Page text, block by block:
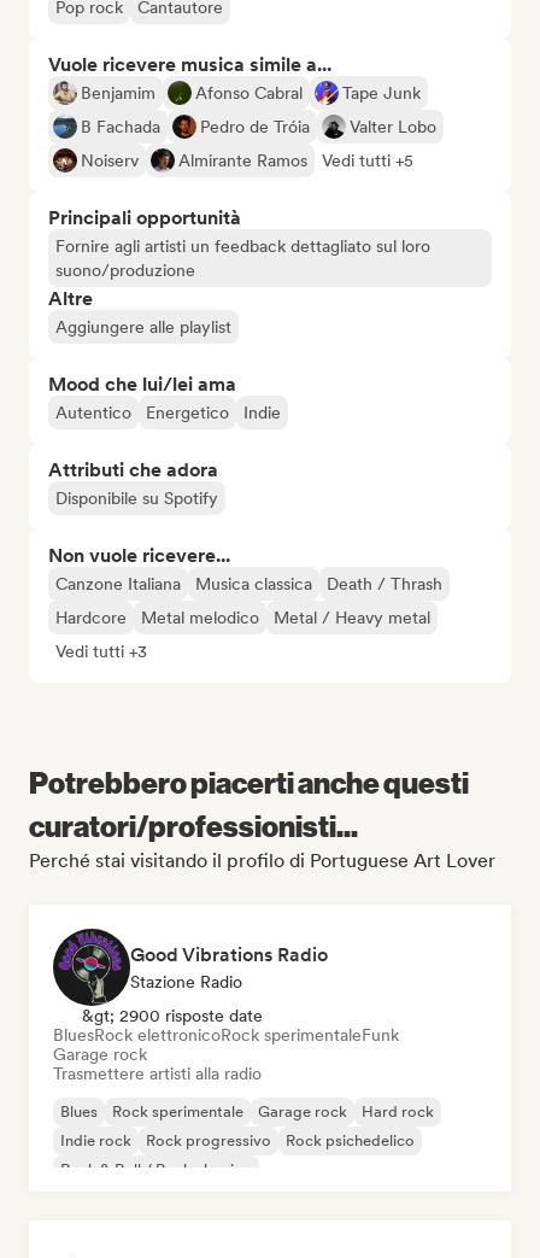
Pop rock
Cantautore
Vuole ricevere musica simile a...
Benjamim Afonso Cabral
Tape Junk
B Fachada
Pedro de Tróia
Valter Lobo
Noiserv
Almirante Ramos Vedi tutti +5
Principali opportunità
Fornire agli artisti un feedback dettagliato sul loro
suono/produzione
Altre
Aggiungere alle playlist
Mood che lui/lei ama
Autentico Energetico Indie
Attributi che adora
Disponibile su Spotify
Non vuole ricevere...
Canzone Italiana Musica classica
Death / Thrash
Hardcore
Metal melodico
Metal / Heavy metal
Vedi tutti +3
Potrebbero piacerti anche questi
curatori/professionisti...
Perché stai visitando il profilo di Portuguese Art Lover
Good Vibrations Radio
Stazione Radio
&gt; 2900 risposte date
BluesRock elettronicoRock sperimentaleFunk
Garage rock
Trasmettere artisti alla radio
Blues Rock sperimentale Garage rock
Hard rock
Indie rock
Rock progressivo
Rock psichedelico
Rock & Roll / Rock classico